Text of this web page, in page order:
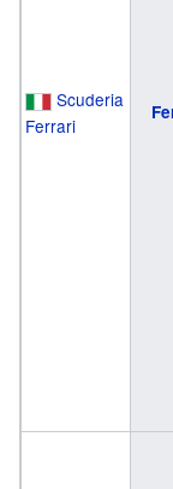
Scuderia
Ferrari